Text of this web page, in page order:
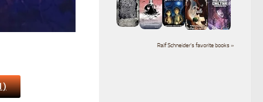
Ralf Schneider's favorite books »